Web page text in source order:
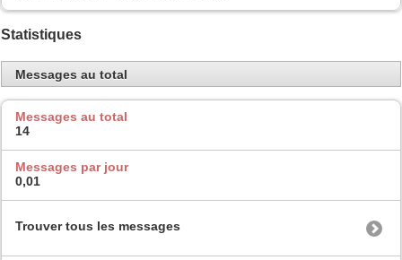
Statistiques
Messages au total
Messages au total
14
Messages par jour
0,01
Trouver tous les messages